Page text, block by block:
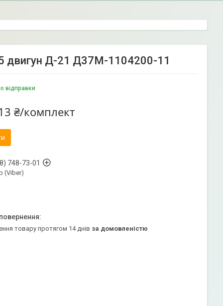
двигун Д-21 Д37М-1104200-11
відправки
₴/комплект
748-73-01
(Viber)
товару протягом 14 днів за домовленістю